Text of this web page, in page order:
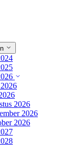
2026
2026
2026